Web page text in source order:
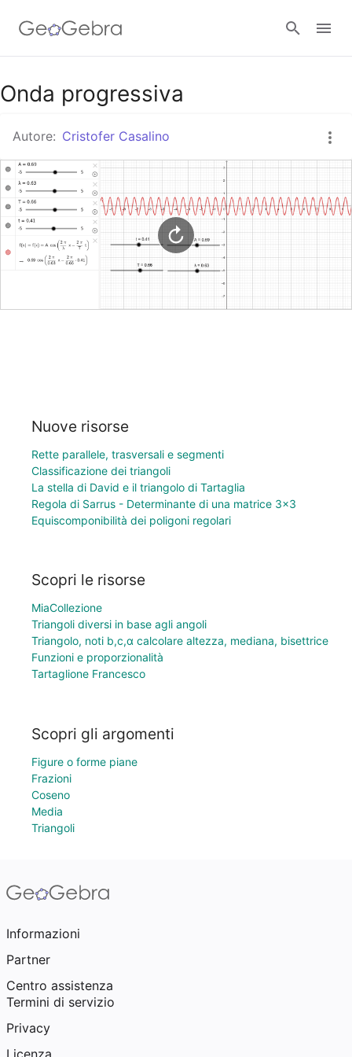
Google Classroom
GeoGebra Classroom
Accedi
Onda progressiva
Autore: Cristofer Casalino
Nuove risorse
Rette parallele, trasversali e segmenti
Classificazione dei triangoli
La stella di David e il triangolo di Tartaglia
Regola di Sarrus - Determinante di una matrice 3×3
Equiscomponibilità dei poligoni regolari
Scopri le risorse
MiaCollezione
Triangoli diversi in base agli angoli
Triangolo, noti b,c,α calcolare altezza, mediana, bisettrice
Funzioni e proporzionalità
Tartaglione Francesco
Scopri gli argomenti
Figure o forme piane
Frazioni
Coseno
Media
Triangoli
Informazioni
Partner
Centro assistenza
Termini di servizio
Privacy
Licenza